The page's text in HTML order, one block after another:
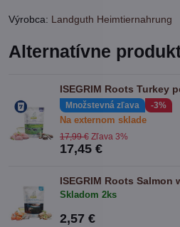
Výrobca: Landguth Heimtiernahrung
Alternatívne
ISEGRIM Roots Turkey
Množstevná zľava -3%
Na externom sklade
17,45 €
17,99 € Zľava 3%
ISEGRIM Roots
Skladom 2ks
2,57 €